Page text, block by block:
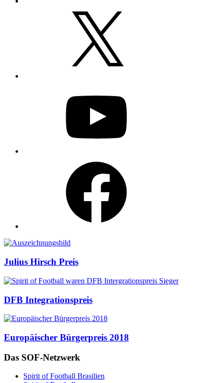
Auszeichnungen
Julius Hirsch Preis
DFB Integrationspreis
Europäischer Bürgerpreis 2018
Das SOF-Netzwerk
Spirit of Football Brasilien